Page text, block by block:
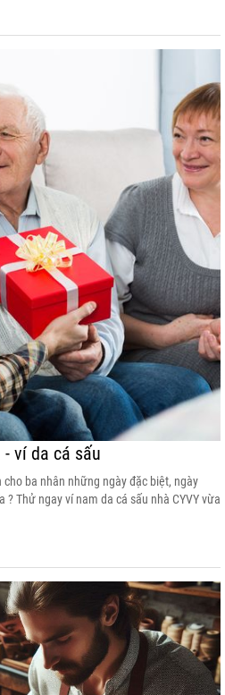
ví da cá sấu
ba nhân những ngày đặc biệt, ngày
Thử ngay ví nam da cá sấu nhà CYVY vừa